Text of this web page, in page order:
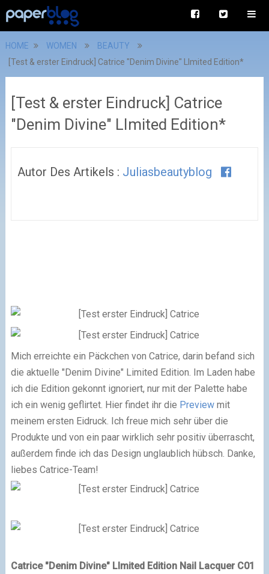
HOME WOMEN
BEAUTY
[Test & erster Eindruck] Catrice "Denim Divine" LImited Edition*
[Test & erster Eindruck] Catrice
"Denim Divine" LImited Edition*
Autor Des Artikels : Juliasbeautyblog
Mich erreichte ein Päckchen von Catrice, darin befand sich
die aktuelle "Denim Divine" Limited Edition. Im Laden habe
ich die Edition gekonnt ignoriert, nur mit der Palette habe
ich ein wenig geflirtet. Hier findet ihr die Previewmit
meinem ersten Eidruck. Ich freue mich sehr über die
Produkte und von ein paar wirklich sehr positiv überrascht,
außerdem finde ich das Design unglaublich hübsch. Danke,
liebes Catrice-Team!
Catrice "Denim Divine" LImited Edition Nail Lacquer C01